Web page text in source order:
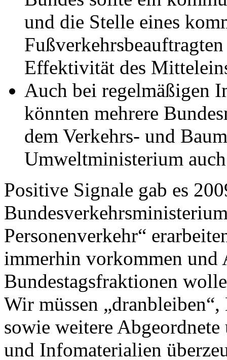
und die Stelle eines
Effektivität des
Auch bei regelmäßigen
könnten mehrere
dem Verkehrs- und
Umweltministerium
Positive Signale gab es
Personenverkehr“
immerhin vorkommen und
Bundestagsfraktionen
Wir müssen
sowie weitere
und Infomaterialien